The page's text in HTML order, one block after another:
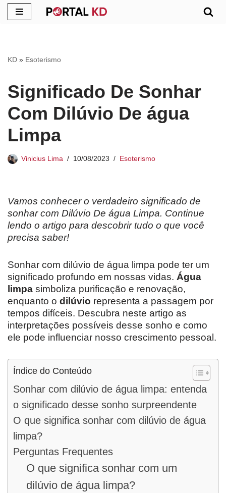
conteúdo
KD » Esoterismo
Significado De Sonhar
Com Dilúvio De água
Limpa
Vinicius Lima 10/08/2023 Esoterismo
Vamos conhecer o verdadeiro significado de
sonhar com Dilúvio De água Limpa. Continue
lendo o artigo para descobrir tudo o que você
precisa saber!
Sonhar com dilúvio de água limpa pode ter um
significado profundo em nossas vidas. Água
limpa simboliza purificação e renovação,
enquanto o dilúvio representa a passagem por
tempos difíceis. Descubra neste artigo as
interpretações possíveis desse sonho e como
ele pode influenciar nosso crescimento pessoal.
Índice do Conteúdo
Sonhar com dilúvio de água limpa: entenda
o significado desse sonho surpreendente
O que significa sonhar com dilúvio de água
limpa?
Perguntas Frequentes
O que significa sonhar com um
dilúvio de água limpa?